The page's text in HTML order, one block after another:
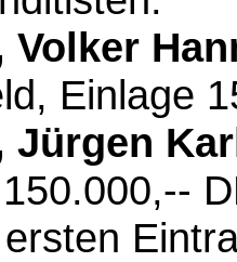
Volker
Einlage
Jürgen